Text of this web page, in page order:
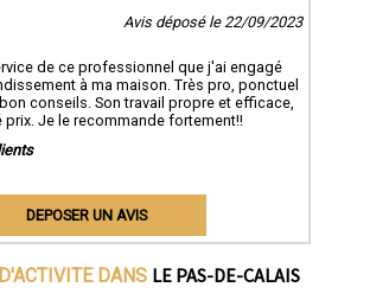
Avis déposé le 22/09/2023
de ce professionnel que j'ai engagé
à ma maison. Très pro, ponctuel
conseils. Son travail propre et efficace,
Je le recommande fortement!!
DEPOSER UN AVIS
DANS LE PAS-DE-CALAIS